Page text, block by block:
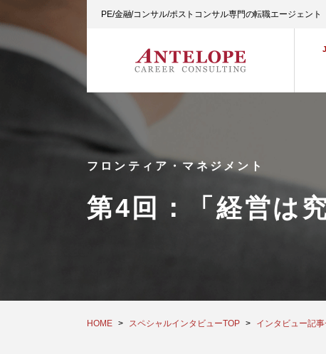
PE/金融/コンサル/ポストコンサル専門の転職エージェン
フロンティア・マネジメント
第4回：「経営は
HOME スペシャルインタビューTOP インタビュー記